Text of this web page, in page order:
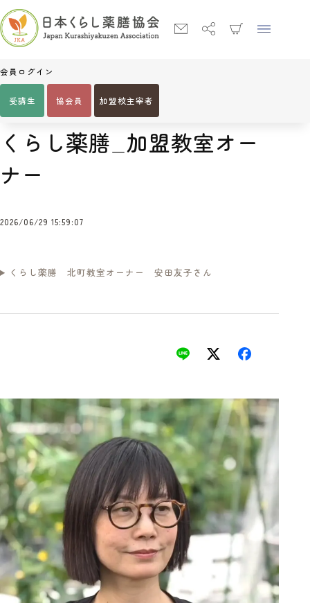
会員ログイン
受講生 協会員 加盟校主宰者
Home くらし薬膳_加盟教室オーナー
くらし薬膳_加盟教室オー
ナー
2026/06/29 15:59:07
くらし薬膳 北町教室オーナー 安田友子さん